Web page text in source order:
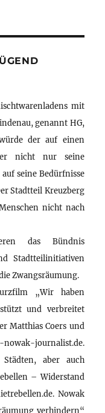
mit
genannt HG,
der auf einen
nicht nur seine
seine Bedürfnisse
Stadtteil Kreuzberg
nicht nach
das Bündnis
Stadtteilinitiativen
Zwangsräumung.
„Wir haben
und verbreitet
Matthias Coers und
journalist.de.
aber auch
– Widerstand
Nowak
verhindern“